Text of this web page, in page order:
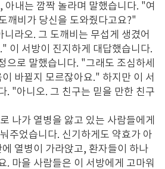
아내는 깜짝 놀라며 말했습니다. "여
깨비가 당신을 도와줬다고요?"
라오. 그 도깨비는 무섭게 생겼어
이 서방이 진지하게 대답했습니다.
으로 말했습니다. "그래도 조심하세
바뀔지 모르잖아요." 하지만 이 서
. "아니오. 그 친구는 믿을 만한 친구
나가 열병을 앓고 있는 사람들에게
주었습니다. 신기하게도 약효가 아
열병이 가라앉고, 환자들이 하나
. 마을 사람들은 이 서방에게 고마워